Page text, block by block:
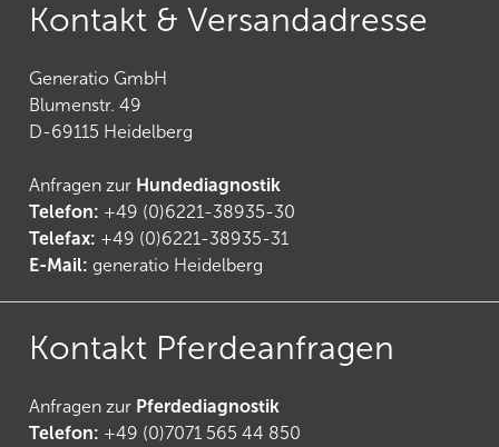
Kontakt & Versandadresse
Generatio GmbH
Blumenstr. 49
D-69115 Heidelberg
Anfragen zur Hundediagnostik
Telefon: +49 (0)6221-38935-30
Telefax: +49 (0)6221-38935-31
E-Mail: generatio Heidelberg
Kontakt Pferdeanfragen
Anfragen zur Pferdediagnostik
Telefon: +49 (0)7071 565 44 850